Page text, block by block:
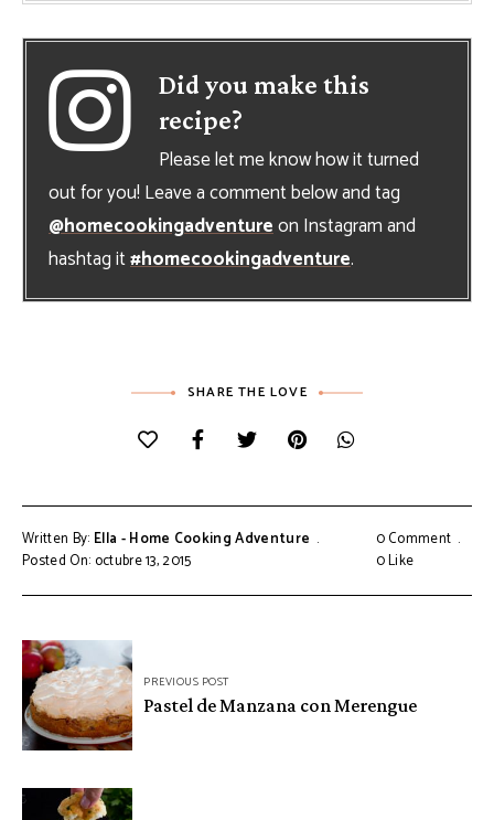
Did you make this
recipe?
Please let me know how it turned
out for you! Leave a comment below and tag
@homecookingadventureon Instagram and
hashtag it#homecookingadventure.
SHARE THE LOVE
Written By: Ella - Home Cooking Adventure
Posted On: octubre 13, 2015
0 Comment
0Like
Navegación
de
entradas
PREVIOUS POST
Pastel de Manzana con Merengue